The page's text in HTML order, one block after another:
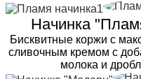
Начинка
Бисквитные коржи с
сливочным кремом с
молока и